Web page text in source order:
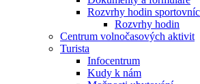
Rozvrhy hodin
Rozvrhy hodin
Centrum volnočasových aktivit
Turista
Infocentrum
Kudy k nám